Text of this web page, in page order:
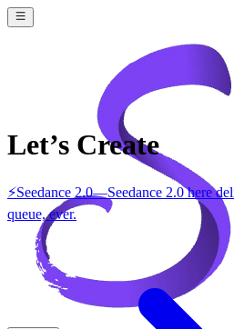
Let’s Create
⚡Seedance 2.0—Seedance 2.0 here
queue, ever.